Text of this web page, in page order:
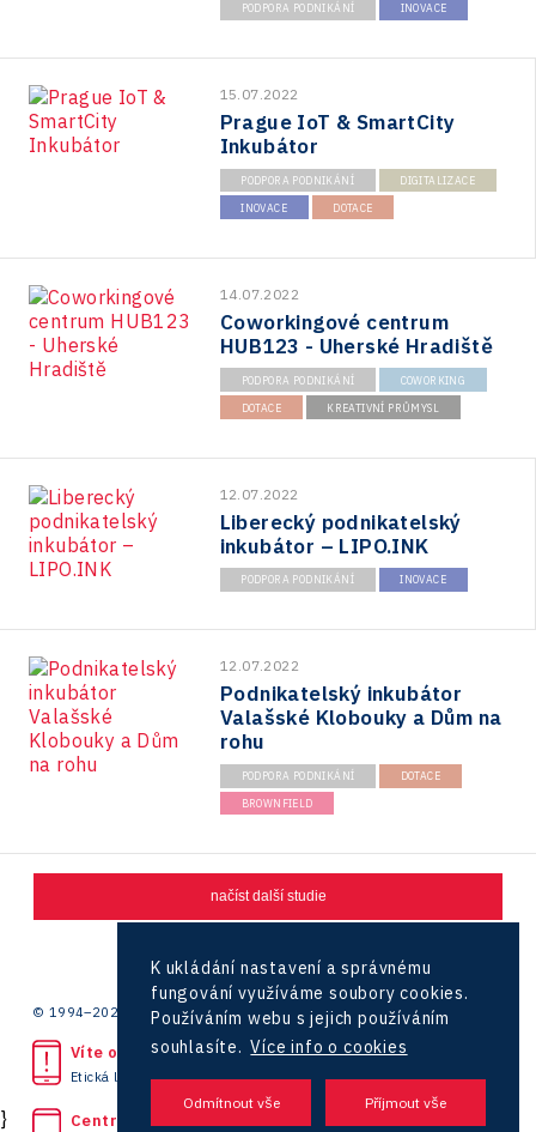
PODPORA PODNIKÁNÍ INOVACE
15.07.2022
Prague IoT & SmartCity
Inkubátor
PODPORA PODNIKÁNÍ DIGITALIZACE
INOVACE DOTACE
14.07.2022
Coworkingové centrum
HUB123 - Uherské Hradiště
PODPORA PODNIKÁNÍ COWORKING
DOTACE KREATIVNÍ PRŮMYSL
12.07.2022
Liberecký podnikatelský
inkubátor – LIPO.INK
PODPORA PODNIKÁNÍ INOVACE
12.07.2022
Podnikatelský inkubátor
Valašské Klobouky a Dům na
rohu
PODPORA PODNIKÁNÍ DOTACE
BROWNFIELD
načíst další studie
© 1994–2026 CzechInvest | .
Víte o protiprávním jednání?
Etická linka
Centrála
K ukládání nastavení a správnému
fungování využíváme soubory cookies.
Používáním webu s jejich používáním
souhlasíte. Více info o cookies
}